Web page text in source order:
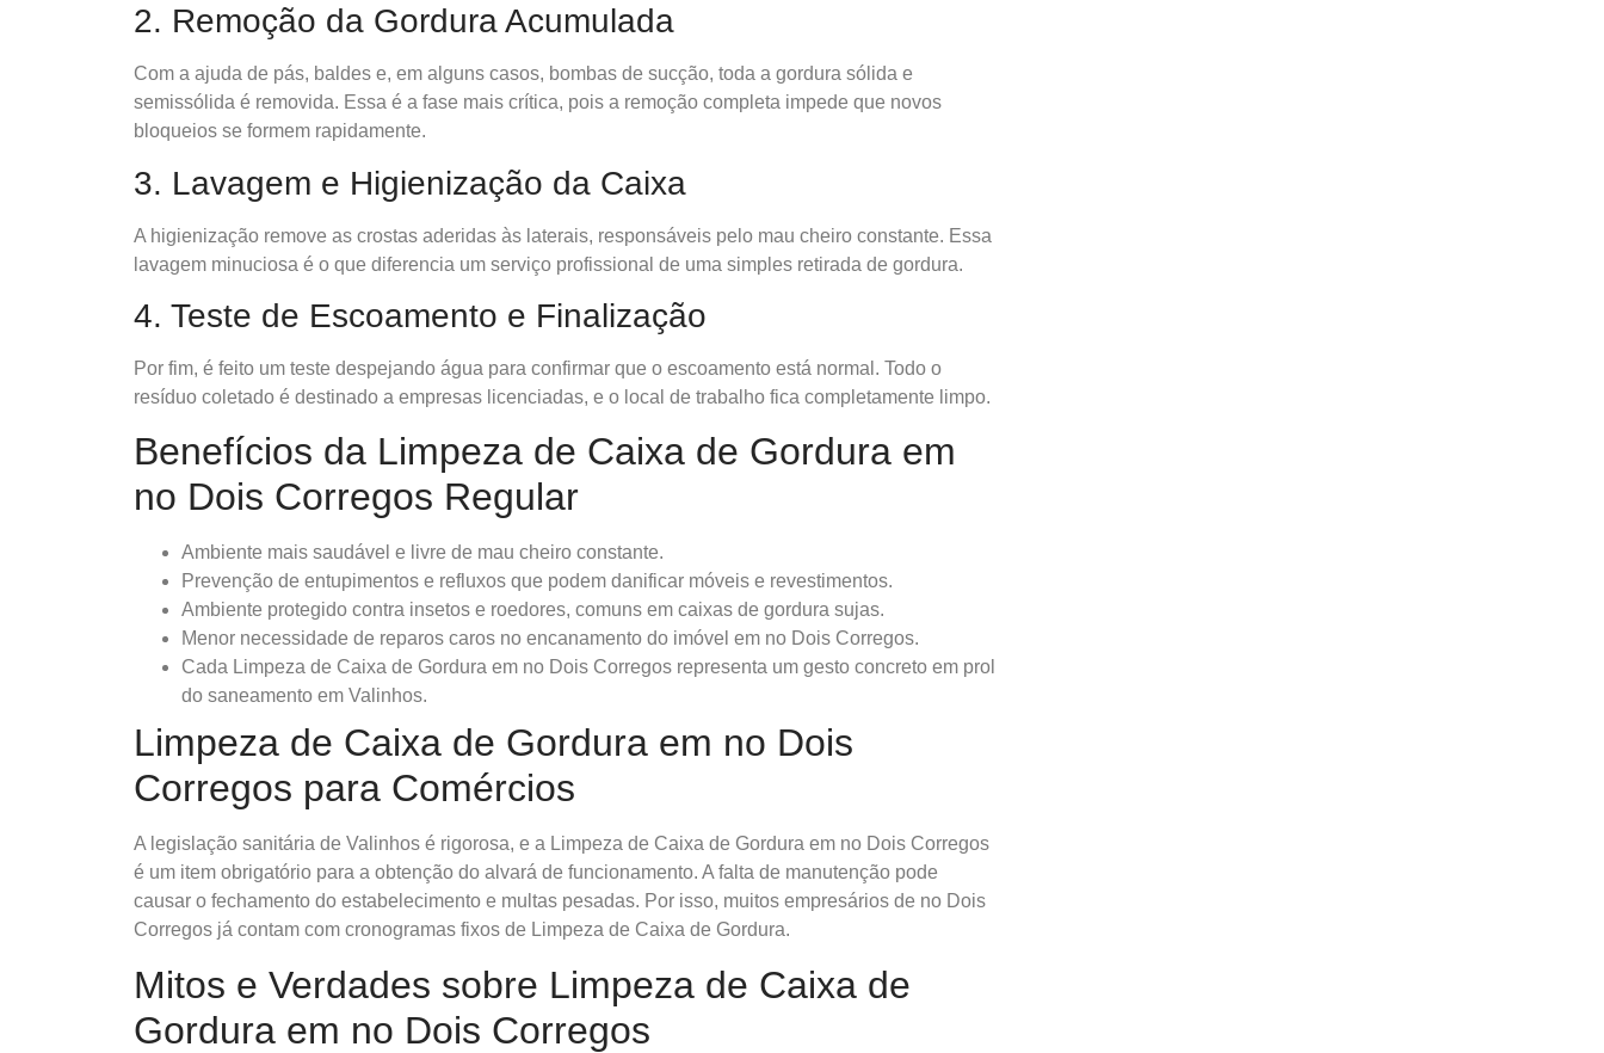
2. Remoção da Gordura Acumulada
Com a ajuda de pás, baldes e, em alguns casos, bombas de sucção, toda a gordura sólida e
semissólida é removida. Essa é a fase mais crítica, pois a remoção completa impede que novos
bloqueios se formem rapidamente.
3. Lavagem e Higienização da Caixa
A higienização remove as crostas aderidas às laterais, responsáveis pelo mau cheiro constante. Essa
lavagem minuciosa é o que diferencia um serviço profissional de uma simples retirada de gordura.
4. Teste de Escoamento e Finalização
Por fim, é feito um teste despejando água para confirmar que o escoamento está normal. Todo o
resíduo coletado é destinado a empresas licenciadas, e o local de trabalho fica completamente limpo.
Benefícios da Limpeza de Caixa de Gordura em
no Dois Corregos Regular
Ambiente mais saudável e livre de mau cheiro constante.
Prevenção de entupimentos e refluxos que podem danificar móveis e revestimentos.
Ambiente protegido contra insetos e roedores, comuns em caixas de gordura sujas.
Menor necessidade de reparos caros no encanamento do imóvel em no Dois Corregos.
Cada Limpeza de Caixa de Gordura em no Dois Corregos representa um gesto concreto em prol
do saneamento em Valinhos.
Limpeza de Caixa de Gordura em no Dois
Corregos para Comércios
A legislação sanitária de Valinhos é rigorosa, e a Limpeza de Caixa de Gordura em no Dois Corregos
é um item obrigatório para a obtenção do alvará de funcionamento. A falta de manutenção pode
causar o fechamento do estabelecimento e multas pesadas. Por isso, muitos empresários de no Dois
Corregos já contam com cronogramas fixos de Limpeza de Caixa de Gordura.
Mitos e Verdades sobre Limpeza de Caixa de
Gordura em no Dois Corregos